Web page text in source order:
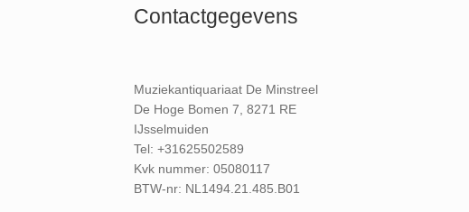
Contactgegevens
Muziekantiquariaat De Minstreel
De Hoge Bomen 7, 8271 RE
IJsselmuiden
Tel: +31625502589
Kvk nummer: 05080117
BTW-nr: NL1494.21.485.B01